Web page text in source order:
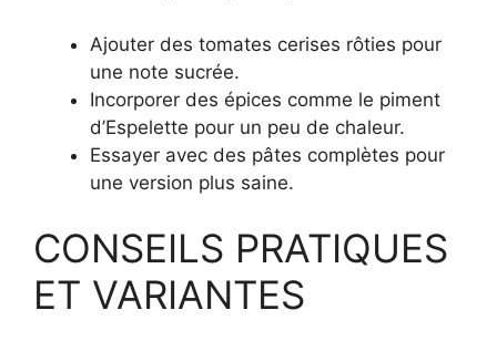
Ajouter des tomates cerises rôties pour
une note sucrée.
Incorporer des épices comme le piment
d’Espelette pour un peu de chaleur.
Essayer avec des pâtes complètes pour
une version plus saine.
CONSEILS PRATIQUES
ET VARIANTES